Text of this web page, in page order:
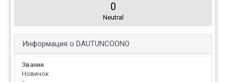
0
Neutral
Информация о DAUTUNCOONO
Звание
Новичок